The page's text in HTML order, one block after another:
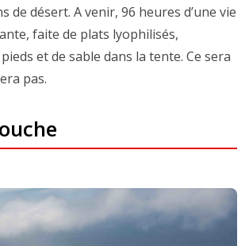
de désert. A venir, 96 heures d’une vie
faite de plats lyophilisés,
et de sable dans la tente. Ce sera
pas.